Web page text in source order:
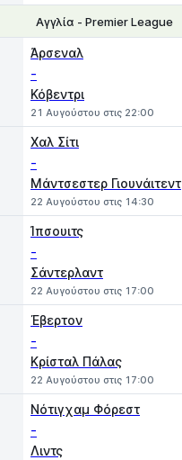
Αγγλία - Premier League
Άρσεναλ
-
Κόβεντρι
21 Αυγούστου στις 22:00
Χαλ Σίτι
-
Μάντσεστερ Γιουνάιτεντ
22 Αυγούστου στις 14:30
Ίπσουιτς
-
Σάντερλαντ
22 Αυγούστου στις 17:00
Έβερτον
-
Κρίσταλ Πάλας
22 Αυγούστου στις 17:00
Νότιγχαμ Φόρεστ
-
Λιντς